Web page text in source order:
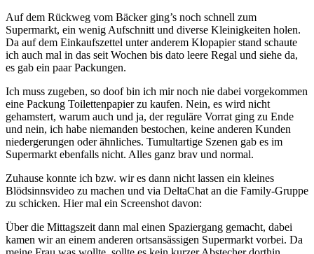
Auf dem Rückweg vom Bäcker ging’s noch schnell zum
Supermarkt, ein wenig Aufschnitt und diverse Kleinigkeiten holen.
Da auf dem Einkaufszettel unter anderem Klopapier stand schaute
ich auch mal in das seit Wochen bis dato leere Regal und siehe da,
es gab ein paar Packungen.
Ich muss zugeben, so doof bin ich mir noch nie dabei vorgekommen
eine Packung Toilettenpapier zu kaufen. Nein, es wird nicht
gehamstert, warum auch und ja, der reguläre Vorrat ging zu Ende
und nein, ich habe niemanden bestochen, keine anderen Kunden
niedergerungen oder ähnliches. Tumultartige Szenen gab es im
Supermarkt ebenfalls nicht. Alles ganz brav und normal.
Zuhause konnte ich bzw. wir es dann nicht lassen ein kleines
Blödsinnsvideo zu machen und via DeltaChat an die Family-Gruppe
zu schicken. Hier mal ein Screenshot davon:
Über die Mittagszeit dann mal einen Spaziergang gemacht, dabei
kamen wir an einem anderen ortsansässigen Supermarkt vorbei. Da